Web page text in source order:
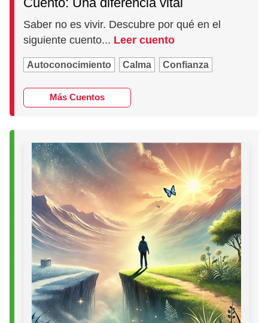
Saber no es vivir. Descubre por qué en el
siguiente cuento... Leer cuento
Autoconocimiento Calma Confianza
Más Cuentos